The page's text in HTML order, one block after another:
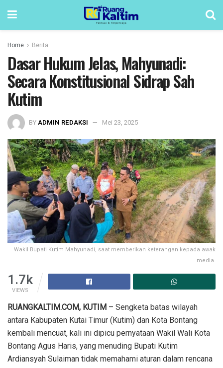
Home Berita
Dasar Hukum Jelas, Mahyunadi:
Secara Konstitusional Sidrap Sah
Kutim
BYADMIN REDAKSI Mei 23, 2025
Wakil Bupati Kutim Mahyunadi, saat memberikan keterangan kepada awak
media.
1.7k
VIEWS
RUANGKALTIM.COM, KUTIM – Sengketa batas wilayah
antara Kabupaten Kutai Timur (Kutim) dan Kota Bontang
kembali mencuat, kali ini dipicu pernyataan Wakil Wali Kota
Bontang Agus Haris, yang menuding Bupati Kutim
Ardiansyah Sulaiman tidak memahami aturan dalam rencana